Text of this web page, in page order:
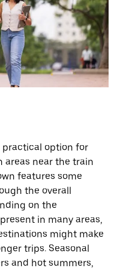
practical option for
areas near the train
features some
the overall
on the
in many areas,
might make
trips. Seasonal
and hot summers,